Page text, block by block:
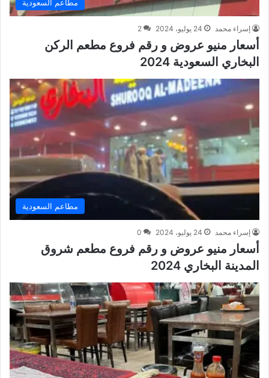
مطاعم السعودية
إسراء محمد 24 يوليو، 2024 2
أسعار منيو عروض و رقم فروع مطعم الركن
البخاري السعودية 2024
مطاعم السعودية
إسراء محمد 24 يوليو، 2024 0
أسعار منيو عروض و رقم فروع مطعم شروق
المدينة البخاري 2024